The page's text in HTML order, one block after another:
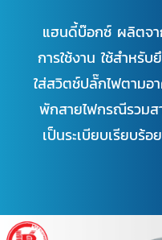
แฮนดี้บ๊อกซ์ ผลิตจ
การใช้งาน ใช้สำหรั
ใส่สวิตช์ปลั๊กไฟตามอ
พักสายไฟกรณีรวมส
เป็นระเบียบเรียบร้